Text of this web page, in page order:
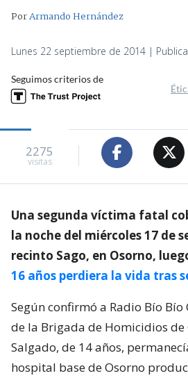
PorArmando Hernández
Lunes 22 septiembre de 2014 |
Seguimos criterios de
2275
visitas
Una segunda víctima fatal
la noche del miércoles 17 de
recinto Sago, en Osorno,
16 años perdiera la vida tras
Según confirmó a Radio Bío
de la Brigada de Homicidios de
Salgado, de 14 años,
hospital base de Osorno